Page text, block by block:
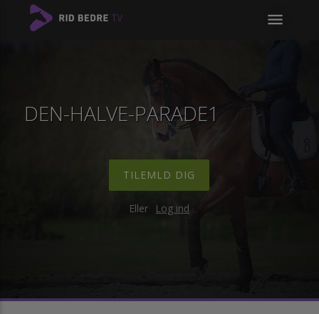
menu
DEN-HALVE-PARADE1
TILEMLD DIG
Eller Log ind